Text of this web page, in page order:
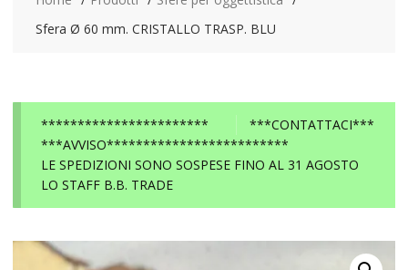
Sfera Ø 60 mm. CRISTALLO TRASP. BLU
***CONTATTACI***
***********************
***AVVISO*************************
LE SPEDIZIONI SONO SOSPESE FINO AL 31 AGOSTO
LO STAFF B.B. TRADE